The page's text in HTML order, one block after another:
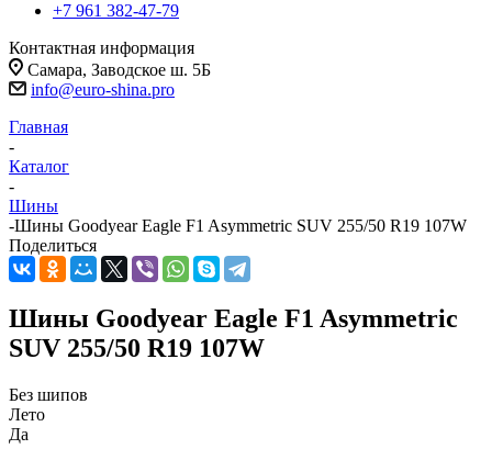
+7 961 382-47-79
Контактная информация
Самара, Заводское ш. 5Б
info@euro-shina.pro
Главная
-
Каталог
-
Шины
-Шины Goodyear Eagle F1 Asymmetric SUV 255/50 R19 107W
Поделиться
Шины Goodyear Eagle F1 Asymmetric
SUV 255/50 R19 107W
Без шипов
Лето
Да